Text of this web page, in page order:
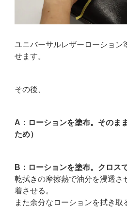
ユニバーサルレザーローション
せます。
その後、
A：ローションを塗布。そのま
ため）
B：ローションを塗布。クロス
乾拭きの摩擦熱で油分を浸透さ
着させる。
また余分なローションを拭き取